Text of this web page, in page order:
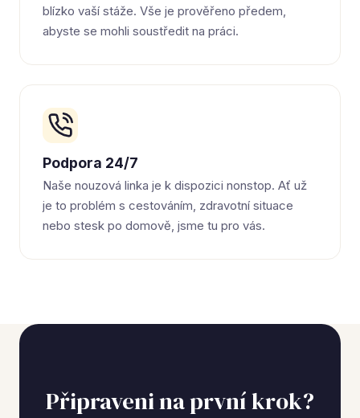
blízko vaší stáže. Vše je prověřeno předem,
abyste se mohli soustředit na práci.
Podpora 24/7
Naše nouzová linka je k dispozici nonstop. Ať už
je to problém s cestováním, zdravotní situace
nebo stesk po domově, jsme tu pro vás.
Připraveni na první krok?